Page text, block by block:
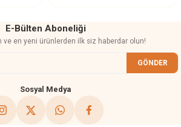
E-Bülten Aboneliği
ve en yeni ürünlerden ilk siz haberdar olun!
GÖNDER
Sosyal Medya